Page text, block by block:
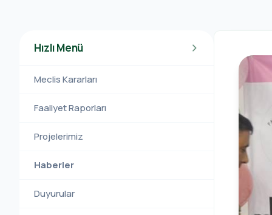
Hızlı Menü
Meclis Kararları
Faaliyet Raporları
Projelerimiz
Haberler
Duyurular